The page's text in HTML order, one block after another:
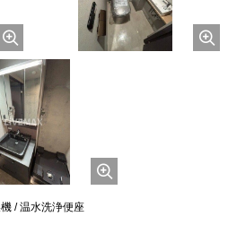
/ 温水洗浄便座